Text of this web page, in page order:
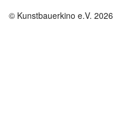
© Kunstbauerkino e.V. 2026